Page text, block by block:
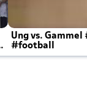
Ung vs.
#football